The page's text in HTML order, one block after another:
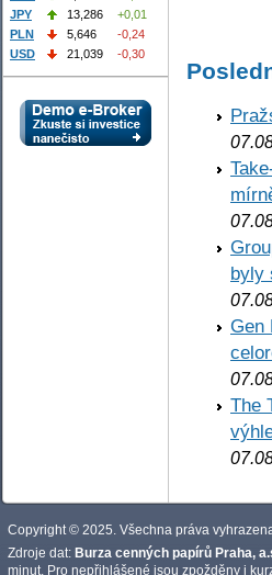
byly
Gen
The
JPY
13,286
+0,01
PLN
5,646
-0,24
USD
21,039 -0,30
Copyright © 2025. Všechna práva
Zdroje dat: Burza cenných papírů Praha,
minut. Pro nepřihlášené jsou zpožděny i